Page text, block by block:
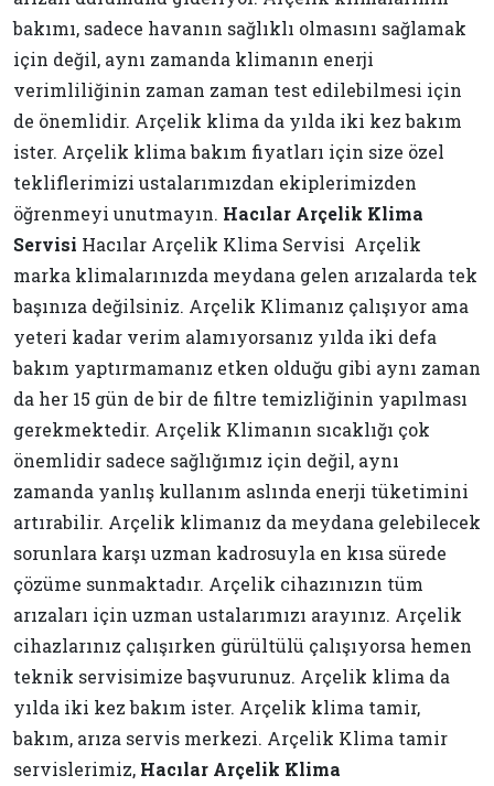
bakımı, sadece havanın sağlıklı olmasını sağlamak
için değil, aynı zamanda klimanın enerji
verimliliğinin zaman zaman test edilebilmesi için
de önemlidir. Arçelik klima da yılda iki kez bakım
ister. Arçelik klima bakım fiyatları için size özel
tekliflerimizi ustalarımızdan ekiplerimizden
öğrenmeyi unutmayın. Hacılar Arçelik Klima
Servisi Hacılar Arçelik Klima Servisi Arçelik
marka klimalarınızda meydana gelen arızalarda tek
başınıza değilsiniz. Arçelik Klimanız çalışıyor ama
yeteri kadar verim alamıyorsanız yılda iki defa
bakım yaptırmamanız etken olduğu gibi aynı zaman
da her 15 gün de bir de filtre temizliğinin yapılması
gerekmektedir. Arçelik Klimanın sıcaklığı çok
önemlidir sadece sağlığımız için değil, aynı
zamanda yanlış kullanım aslında enerji tüketimini
artırabilir. Arçelik klimanız da meydana gelebilecek
sorunlara karşı uzman kadrosuyla en kısa sürede
çözüme sunmaktadır. Arçelik cihazınızın tüm
arızaları için uzman ustalarımızı arayınız. Arçelik
cihazlarınız çalışırken gürültülü çalışıyorsa hemen
teknik servisimize başvurunuz. Arçelik klima da
yılda iki kez bakım ister. Arçelik klima tamir,
bakım, arıza servis merkezi. Arçelik Klima tamir
servislerimiz, Hacılar Arçelik Klima